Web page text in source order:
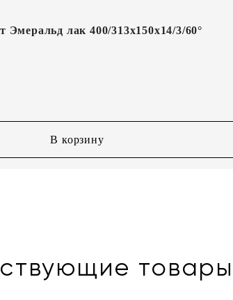
лак 400/313х150х14/3/60°
В корзину
товары